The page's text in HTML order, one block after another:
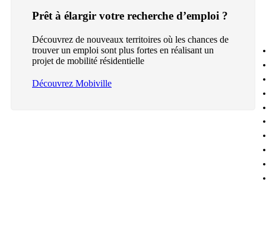
Prêt à élargir votre recherche d’emploi ?
Découvrez de nouveaux territoires où les chances de
trouver un emploi sont plus fortes en réalisant un
projet de mobilité résidentielle
Découvrez Mobiville